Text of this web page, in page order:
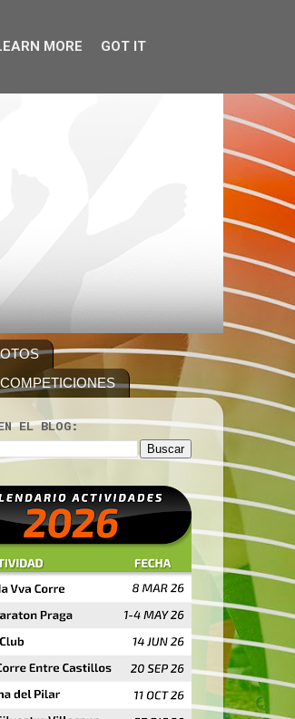
EL BLOG:
MORE GOT IT